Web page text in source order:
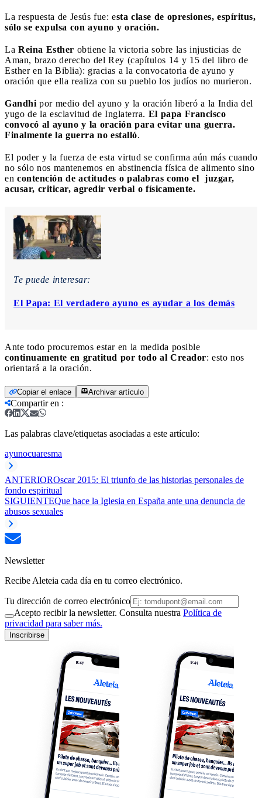
La respuesta de Jesús fue: esta clase de opresiones, espíritus,
sólo se expulsa con ayuno y oración.
La Reina Esther obtiene la victoria sobre las injusticias de
Aman, brazo derecho del Rey (capítulos 14 y 15 del libro de
Esther en la Biblia): gracias a la convocatoria de ayuno y
oración que ella realiza con su pueblo los judíos no murieron.
Gandhi por medio del ayuno y la oración liberó a la India del
yugo de la esclavitud de Inglaterra. El papa Francisco
convocó al ayuno y la oración para evitar una guerra.
Finalmente la guerra no estalló.
El poder y la fuerza de esta virtud se confirma aún más cuando
no sólo nos mantenemos en abstinencia física de alimento sino
en contención de actitudes o palabras como el juzgar,
acusar, criticar, agredir verbal o físicamente.
Te puede interesar:
El Papa: El verdadero ayuno es ayudar a los demás
Ante todo procuremos estar en la medida posible
continuamente en gratitud por todo al Creador: esto nos
orientará a la oración.
Copiar el enlace Archivar artículo
Compartir en :
Las palabras clave/etiquetas asociadas a este artículo:
ayunocuaresma
ANTERIOROscar 2015: El triunfo de las historias personales de
fondo espiritual
SIGUIENTEQue hace la Iglesia en España ante una denuncia de
abusos sexuales
Newsletter
Recibe Aleteia cada día en tu correo electrónico.
Tu dirección de correo electrónico
Acepto recibir la newsletter. Consulta nuestra Política de
privacidad para saber más.
Inscribirse